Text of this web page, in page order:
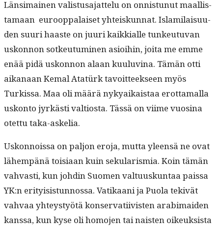
Län­si­mainen val­is­tusa­jat­telu on onnis­tunut maal­lis­
ta­maan euroop­palaiset yhteiskun­nat. Islami­laisu­u­
den suuri haaste on juuri kaikkialle tunkeu­tu­van
uskon­non sotkeu­tu­mi­nen asioi­hin, joi­ta me emme
enää pidä uskon­non alaan kuu­luvina. Tämän otti
aikanaan Kemal Atatürk tavoit­teek­seen myös
Turkissa. Maa oli määrä nykyaikaistaa erot­ta­mal­la
uskon­to jyrkästi val­tios­ta. Tässä on viime vuosi­na
otet­tu taka-askelia.
Uskon­nois­sa on paljon ero­ja, mut­ta yleen­sä ne ovat
lähempänä toisi­aan kuin seku­lar­is­mia. Koin tämän
vah­vasti, kun johdin Suomen val­tu­uskun­taa pais­sa
YK:n eri­ty­i­sis­tun­nos­sa. Vatikaani ja Puo­la tekivät
vah­vaa yhteystyötä kon­ser­vati­ivis­ten ara­bi­maid­en
kanssa, kun kyse oli homo­jen tai nais­ten oikeuk­sista